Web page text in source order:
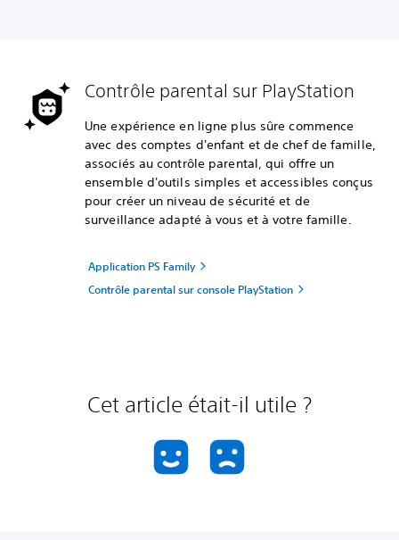
Contrôle parental sur PlayStation
Une expérience en ligne plus sûre commence
avec des comptes d'enfant et de chef de famille,
associés au contrôle parental, qui offre un
ensemble d'outils simples et accessibles conçus
pour créer un niveau de sécurité et de
surveillance adapté à vous et à votre famille.
Application PS Family
Contrôle parental sur console PlayStation
Cet article était-il utile ?